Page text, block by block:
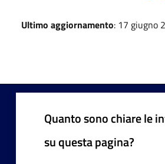
Ultimo aggiornamento: 17 giugno
Quanto sono chiare le
su questa pagina?